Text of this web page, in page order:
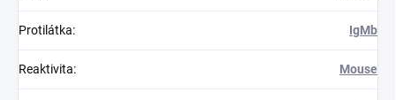
Protilátka: IgMb
Reaktivita: Mouse